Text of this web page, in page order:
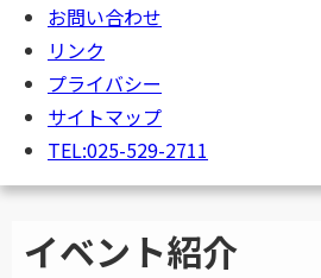
お問い合わせ
リンク
プライバシー
サイトマップ
TEL:025-529-2711
イベント紹介